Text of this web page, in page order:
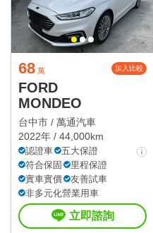
68 萬 加入比較
FORD
MONDEO
台中市 / 萬通汽車
2022年 / 44,000km
認證車
五大保證
符合保固
里程保證
實車實價
友善試車
非多元化營業用車
立即諮詢